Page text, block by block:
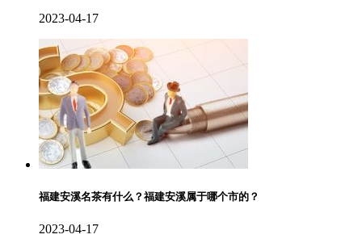
2023-04-17
福建安溪名茶有什么？福建安溪属于哪个市的？
2023-04-17